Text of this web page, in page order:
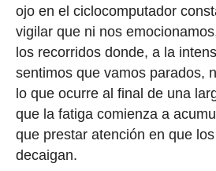
ojo en el ciclocomputador
vigilar que ni nos
los recorridos donde, a la
sentimos que vamos parados,
lo que ocurre al final de una
que la fatiga comienza a
que prestar atención en que
decaigan.